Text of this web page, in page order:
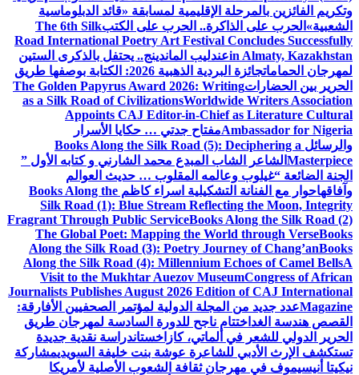
وتكريم الفائزين بالمرحلة الإقليمية لمسابقة «قائد الدبلوماسية
الشعبية» الحرب على الذاكرة.. الحرب على الكتبThe 6th Silk
Road International Poetry Art Festival Concludes Successfully
in Almaty, Kazakhstanعندليب الماندينج.. يحتفل بالذكرى الستين
لمهرجان الحمامات
جائزة البردية الذهبية 2026: الكتابة بوصفها طريق
الحرير بين الحضاراتThe Golden Papyrus Award 2026: Writing
as a Silk Road of CivilizationsWorldwide Writers Association
Appoints CAJ Editor-in-Chief as Literature Cultural
Ambassador for Nigeriaمفتاح جدتي … حكايا الأسرار
والرسائل Books Along the Silk Road (5): Deciphering a
Masterpiece الشاعر الشاب المبدع محمد الشارني و كتابه الأول ”
الجنة الضائعة “غيلوب وعالمه المقلوب … حديث العوالم
وآفاقهاحوار مع الفنانة التشكيلية اسراء كاظم Books Along the
Silk Road (1): Blue Stream Reflecting the Moon, Integrity
Fragrant Through Public ServiceBooks Along the Silk Road (2)
The Global Poet: Mapping the World through VerseBooks
Along the Silk Road (3): Poetry Journey of Chang’anBooks
Along the Silk Road (4): Millennium Echoes of Camel BellsA
Visit to the Mukhtar Auezov MuseumCongress of African
Journalists Publishes August 2026 Edition of CAJ International
Magazineعدد جديد من المجلة الدولية لمؤتمر الصحفيين الأفارقة:
القصص هندسة الغد اختتام ناجح للدورة السادسة لمهرجان طريق
الحرير الدولي للشعر في ألماتي، كازاخستاندراسة نقدية جديدة
تستكشف الإرث الأدبي للشاعرة عوشة بنت خليفة السويديمشاركة
نيكيتا أنيسيموف في مهرجان ثقافة الشعوب الأصلية لأمريكا